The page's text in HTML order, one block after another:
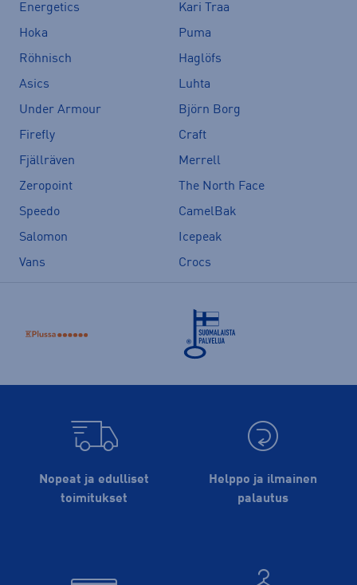
Energetics
Kari Traa
Hoka
Puma
Röhnisch
Haglöfs
Asics
Luhta
Under Armour
Björn Borg
Firefly
Craft
Fjällräven
Merrell
Zeropoint
The North Face
Speedo
CamelBak
Salomon
Icepeak
Vans
Crocs
Nopeat ja edulliset
toimitukset
Helppo ja ilmainen
palautus